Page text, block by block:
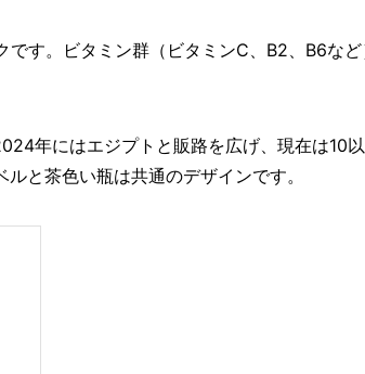
す。ビタミン群（ビタミンC、B2、B6な
年にはエジプトと販路を広げ、現在は10
と茶色い瓶は共通のデザインです。